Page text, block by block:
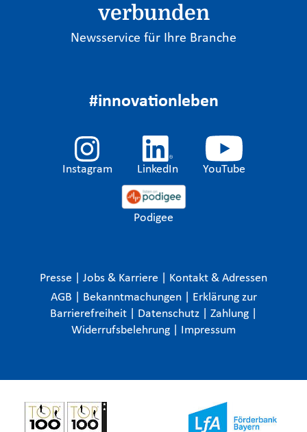
verbunden
Newsservice für Ihre Branche
#innovationleben
Instagram LinkedIn YouTube
Podigee
Presse Jobs & Karriere
Kontakt & Adressen
AGB
Bekanntmachungen
Erklärung zur
Barrierefreiheit
Datenschutz Zahlung
Widerrufsbelehrung
Impressum